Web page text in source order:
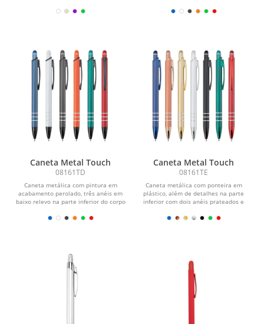
Caneta Metal Touch
08161TD
Caneta metálica com pintura em
acabamento perolado, três anéis em
baixo relevo na parte inferior do corpo
Caneta Metal Touch
08161TE
Caneta metálica com ponteira em
plástico, além de detalhes na parte
inferior com dois anéis prateados e